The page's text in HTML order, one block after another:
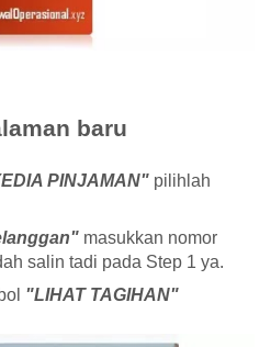
baru
PINJAMAN" pilihlah
masukkan nomor
salin tadi pada Step 1 ya.
"LIHAT TAGIHAN"